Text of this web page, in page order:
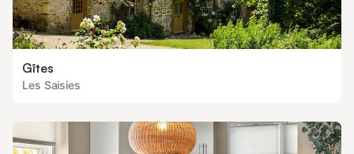
Gîtes
Les Saisies